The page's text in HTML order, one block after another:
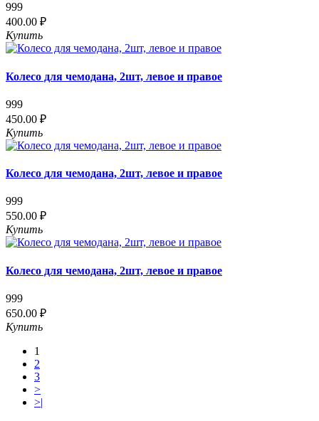
999
400.00 ₽
Купить
Колесо для чемодана, 2шт, левое и правое
999
450.00 ₽
Купить
Колесо для чемодана, 2шт, левое и правое
999
550.00 ₽
Купить
Колесо для чемодана, 2шт, левое и правое
999
650.00 ₽
Купить
1
2
3
>
>|